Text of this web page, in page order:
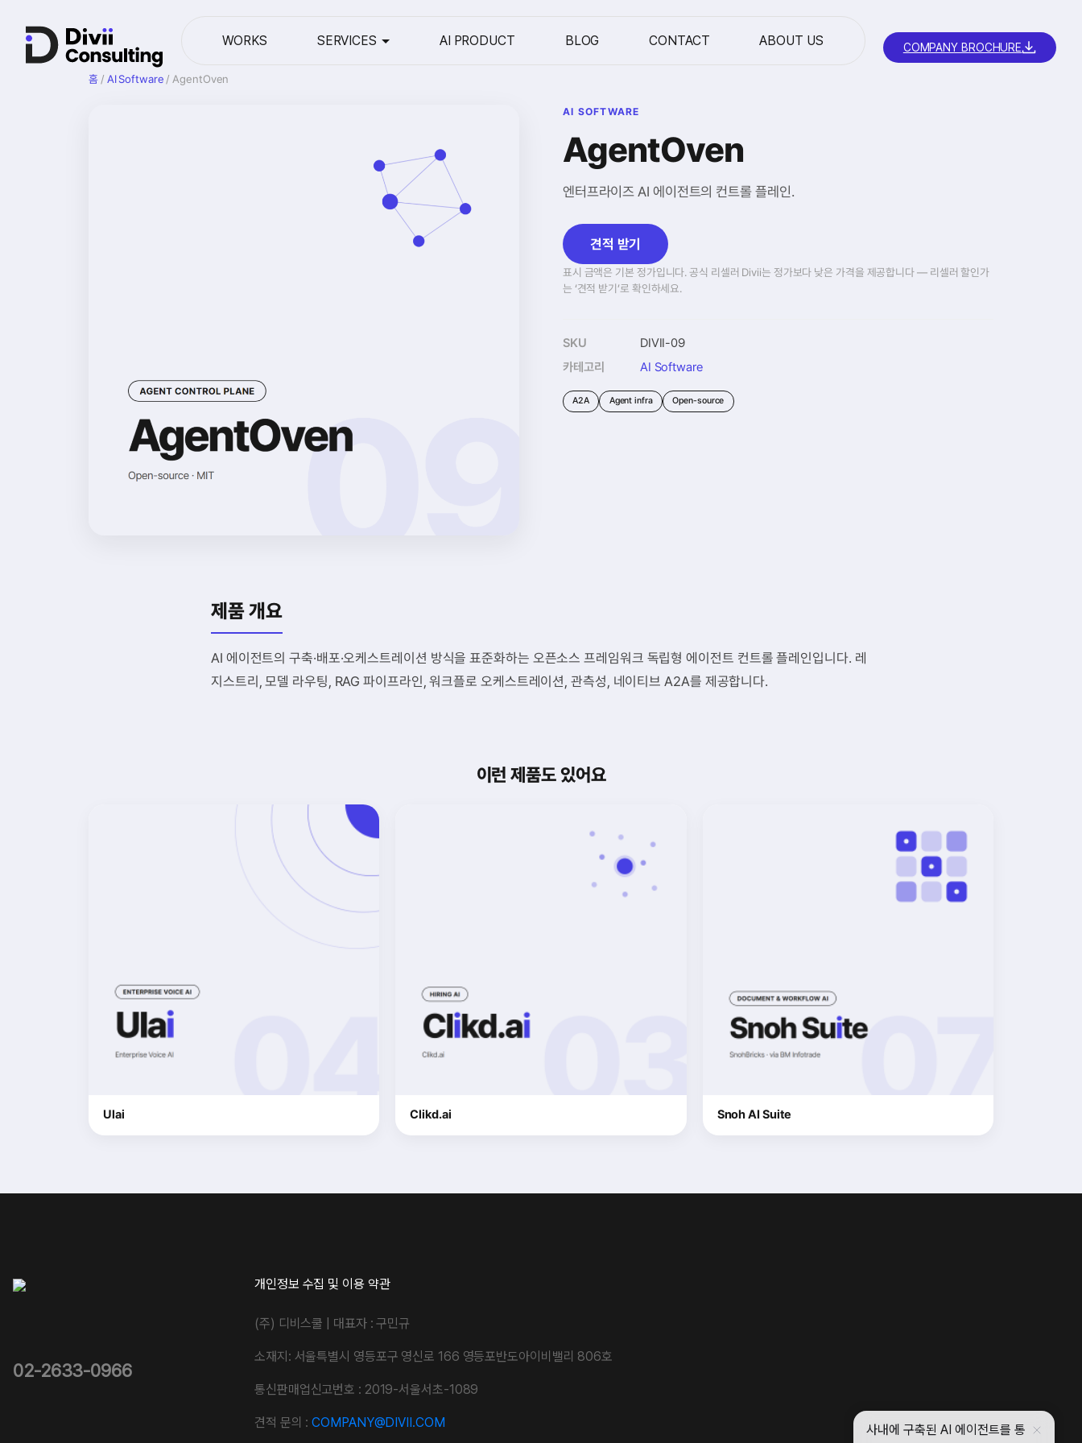
WORKS SERVICES AI PRODUCT BLOG CONTACT ABOUT US COMPANY BROCHURE
홈/ AI Software / AgentOven
AI SOFTWARE
AgentOven
엔터프라이즈 AI 에이전트의 컨트롤 플레인.
견적 받기
표시 금액은 기본 정가입니다. 공식 리셀러 Divii는 정가보다 낮은 가격을 제공합니다 — 리셀러 할인가
는 ‘견적 받기’로 확인하세요.
SKU
DIVII-09
카테고리
AI Software
A2A Agent infra Open-source
제품 개요
AI 에이전트의 구축·배포·오케스트레이션 방식을 표준화하는 오픈소스 프레임워크 독립형 에이전트 컨트롤 플레인입니다. 레
지스트리, 모델 라우팅, RAG 파이프라인, 워크플로 오케스트레이션, 관측성, 네이티브 A2A를 제공합니다.
이런 제품도 있어요
Ulai Clikd.ai Snoh AI Suite
02-2633-0966
개인정보 수집 및 이용 약관
(주) 디비스쿨 | 대표자 : 구민규
소재지: 서울특별시 영등포구 영신로 166 영등포반도아이비밸리 806호
통신판매업신고번호 : 2019-서울서초-1089
견적 문의 :COMPANY@DIVII.COM